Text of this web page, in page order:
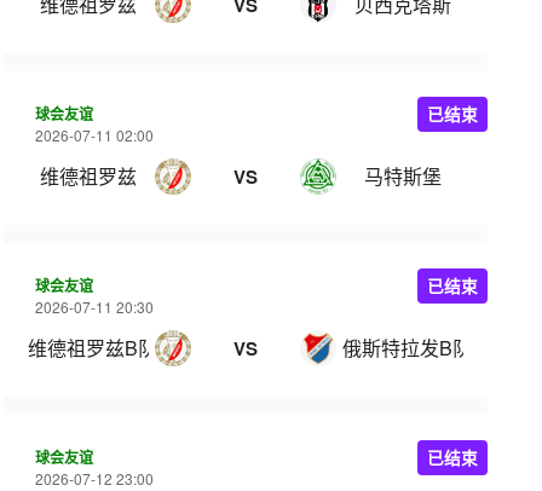
球会友谊
2026-07-11 02:00
维德祖罗兹 VS 马特斯堡
已结束
球会友谊
2026-07-11 20:30
维德祖罗兹B队 VS 俄斯特拉发B队
已结束
球会友谊
2026-07-12 23:00
已结束